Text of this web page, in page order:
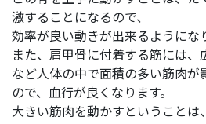
激することになるので、
効率が良い動きが出来るようにな
また、肩甲骨に付着する筋には
など人体の中で面積の多い筋肉が
ので、血行が良くなります。
大きい筋肉を動かすということ